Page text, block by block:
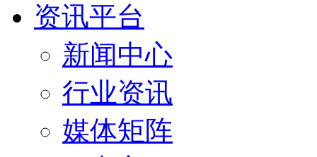
资讯平台
新闻中心
行业资讯
媒体矩阵